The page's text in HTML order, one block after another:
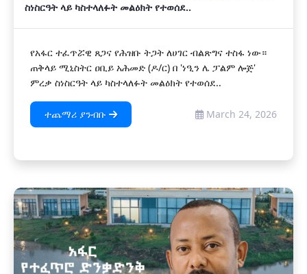
ስነስርዓት ላይ ካስተላለፉት መልዕክት የተወሰደ..
የአፋር ተፈጥሯዊ ጸጋና የሕዝቡ ትጋት ለሀገር ብልጽግና ተስፋ ነው።
ጠቅላይ ሚኒስትር ዐቢይ አሕመድ (ዶ/ር) በ 'ነዒን ሌ ፓልም ሎጅ'
ምረቃ ስነስርዓት ላይ ካስተላለፉት መልዕክት የተወሰደ..
ተጨማሪ ያንብቡ March 24, 2026